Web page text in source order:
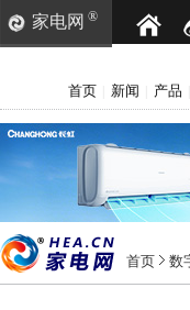
家电网 ®
首页 新闻 产品
首页 数